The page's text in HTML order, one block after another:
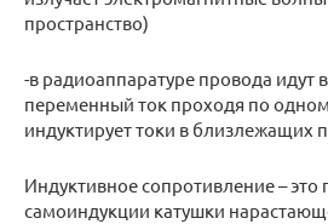
пространство)
-в радиоаппаратуре провода идут
переменный ток проходя по
индуктирует токи в близлежащих
Индуктивное сопротивление – это
самоиндукции катушки